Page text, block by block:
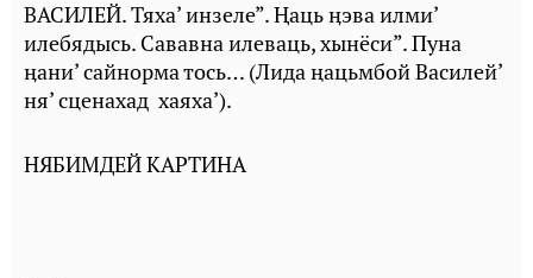
ВАСИЛЕЙ. Тяха’ инзеле”. Ⱨаць ӊэва илми’
илебядысь. Сававна илеваць, хынёси”. Пуна
ӊани’ сайнорма тось… (Лида ңацьмбой Василей’
ня’ сценахад хаяха’).
НЯБИМДЕЙ КАРТИНА